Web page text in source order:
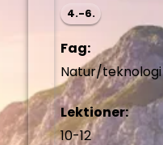
4.-6.
Fag:
Natur/teknologi
Lektioner:
10-12